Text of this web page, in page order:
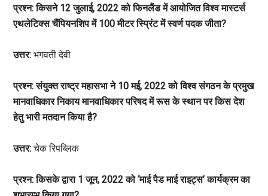
प्रश्न: किसने 12 जुलाई, 2022 को फिनलैंड में आयोजित विश्व मास्टर्स
एथलेटिक्स चैंपियनशिप में 100 मीटर स्प्रिंट में स्वर्ण पदक जीता?
उत्तर: भगवती देवी
प्रश्न: संयुक्त राष्ट्र महासभा ने 10 मई, 2022 को विश्व संगठन के प्रमुख
मानवाधिकार निकाय मानवाधिकार परिषद में रूस के स्थान पर किस देश
हेतु भारी मतदान किया है?
उत्तर:चेक रिपब्लिक
प्रश्न: किसके द्वारा 1 जून, 2022 को ‘माई पैड माई राइट्स’ कार्यक्रम का